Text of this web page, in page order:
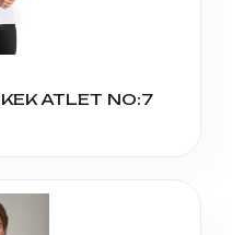
ATLET NO:7